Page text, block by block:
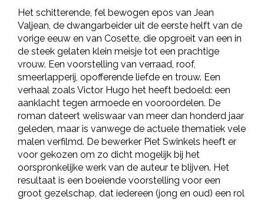
Het schitterende, fel bewogen epos van Jean
Valjean, de dwangarbeider uit de eerste helft van de
vorige eeuw en van Cosette, die opgroeit van een in
de steek gelaten klein meisje tot een prachtige
vrouw. Een voorstelling van verraad, roof,
smeerlapperij, opofferende liefde en trouw. Een
verhaal zoals Victor Hugo het heeft bedoeld: een
aanklacht tegen armoede en vooroordelen. De
roman dateert weliswaar van meer dan honderd jaar
geleden, maar is vanwege de actuele thematiek vele
malen verfilmd. De bewerker Piet Swinkels heeft er
voor gekozen om zo dicht mogelijk bij het
oorspronkelijke werk van de auteur te blijven. Het
resultaat is een boeiende voorstelling voor een
groot gezelschap, dat iedereen (jong en oud) een rol